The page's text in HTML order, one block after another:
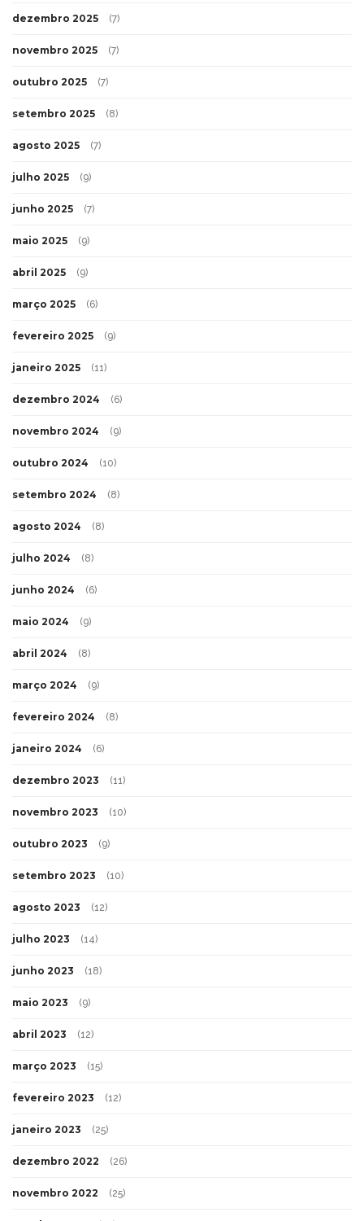
dezembro 2025 (7)
novembro 2025 (7)
outubro 2025 (7)
setembro 2025 (8)
agosto 2025 (7)
julho 2025 (9)
junho 2025 (7)
maio 2025 (9)
abril 2025 (9)
março 2025 (6)
fevereiro 2025 (9)
janeiro 2025 (11)
dezembro 2024 (6)
novembro 2024 (9)
outubro 2024 (10)
setembro 2024 (8)
agosto 2024 (8)
julho 2024 (8)
junho 2024 (6)
maio 2024 (9)
abril 2024 (8)
março 2024 (9)
fevereiro 2024 (8)
janeiro 2024 (6)
dezembro 2023 (11)
novembro 2023 (10)
outubro 2023 (9)
setembro 2023 (10)
agosto 2023 (12)
julho 2023 (14)
junho 2023 (18)
maio 2023 (9)
abril 2023 (12)
março 2023 (15)
fevereiro 2023 (12)
janeiro 2023 (25)
dezembro 2022 (26)
novembro 2022 (25)